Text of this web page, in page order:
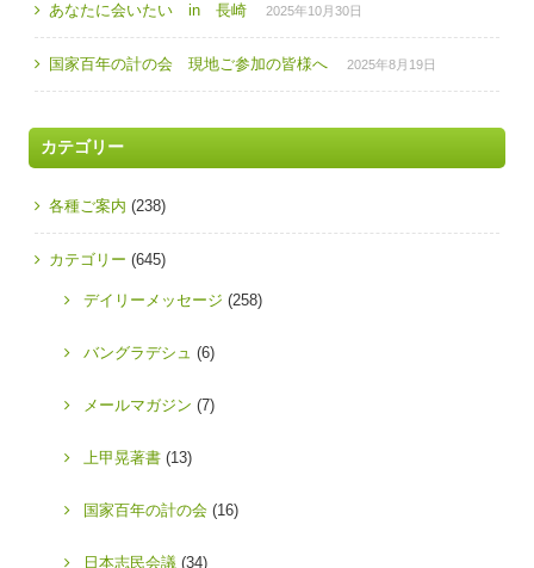
あなたに会いたい in 長崎 2025年10月30日
国家百年の計の会 現地ご参加の皆様へ 2025年8月19日
カテゴリー
各種ご案内 (238)
カテゴリー (645)
デイリーメッセージ (258)
バングラデシュ (6)
メールマガジン (7)
上甲晃著書 (13)
国家百年の計の会 (16)
日本志民会議 (34)